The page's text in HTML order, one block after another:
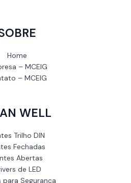
Home
– MCEIG
– MCEIG
WELL
Trilho DIN
Fechadas
Abertas
de LED
para Segurança